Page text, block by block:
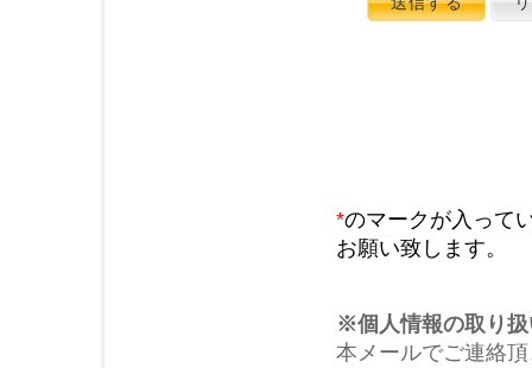
*のマークが入って
お願い致します。
※個人情報の取り扱
本メールでご連絡